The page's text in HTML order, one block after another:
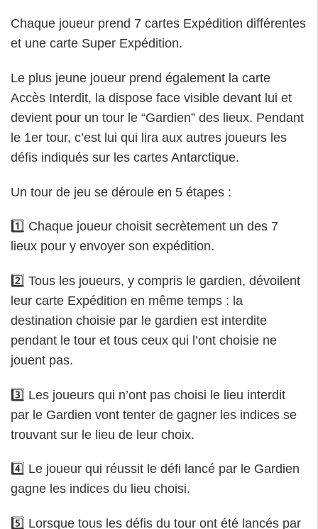
Chaque joueur prend 7 cartes Expédition différentes
et une carte Super Expédition.
Le plus jeune joueur prend également la carte
Accès Interdit, la dispose face visible devant lui et
devient pour un tour le “Gardien” des lieux. Pendant
le 1er tour, c’est lui qui lira aux autres joueurs les
défis indiqués sur les cartes Antarctique.
Un tour de jeu se déroule en 5 étapes :
1️⃣ Chaque joueur choisit secrètement un des 7
lieux pour y envoyer son expédition.
2️⃣ Tous les joueurs, y compris le gardien, dévoilent
leur carte Expédition en même temps : la
destination choisie par le gardien est interdite
pendant le tour et tous ceux qui l’ont choisie ne
jouent pas.
3️⃣ Les joueurs qui n’ont pas choisi le lieu interdit
par le Gardien vont tenter de gagner les indices se
trouvant sur le lieu de leur choix.
4️⃣ Le joueur qui réussit le défi lancé par le Gardien
gagne les indices du lieu choisi.
5️⃣ Lorsque tous les défis du tour ont été lancés par